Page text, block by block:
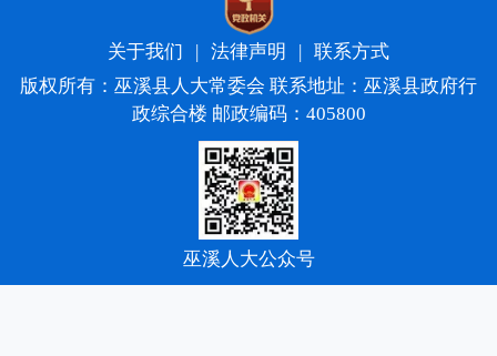
关于我们 | 法律声明 | 联系方式
版权所有：巫溪县人大常委会 联系地址：巫溪县政府行
政综合楼 邮政编码：405800
巫溪人大公众号